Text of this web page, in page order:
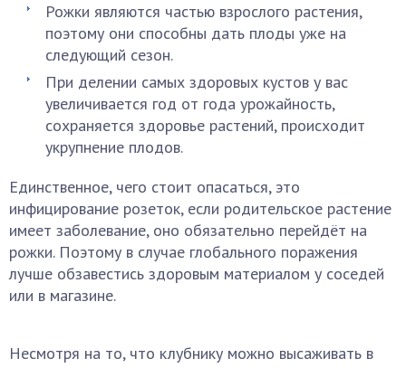
Рожки являются частью взрослого растения,
поэтому они способны дать плоды уже на
следующий сезон.
При делении самых здоровых кустов у вас
увеличивается год от года урожайность,
сохраняется здоровье растений, происходит
укрупнение плодов.
Единственное, чего стоит опасаться, это
инфицирование розеток, если родительское растение
имеет заболевание, оно обязательно перейдёт на
рожки. Поэтому в случае глобального поражения
лучше обзавестись здоровым материалом у соседей
или в магазине.
Несмотря на то, что клубнику можно высаживать в